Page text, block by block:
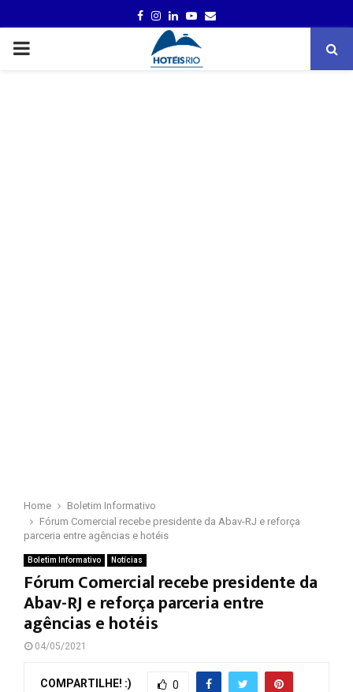
FACEBOOK
INSTAGRAM
LINKEDINYOUTUBE
EMAIL
PRIMARY
Home
Boletim Informativo
Fórum Comercial recebe presidente da Abav-RJ e reforça
parceria entre agências e hotéis
Boletim Informativo Notícias
Fórum Comercial recebe presidente da
Abav-RJ e reforça parceria entre
agências e hotéis
04/05/2021
COMPARTILHE! :) 0